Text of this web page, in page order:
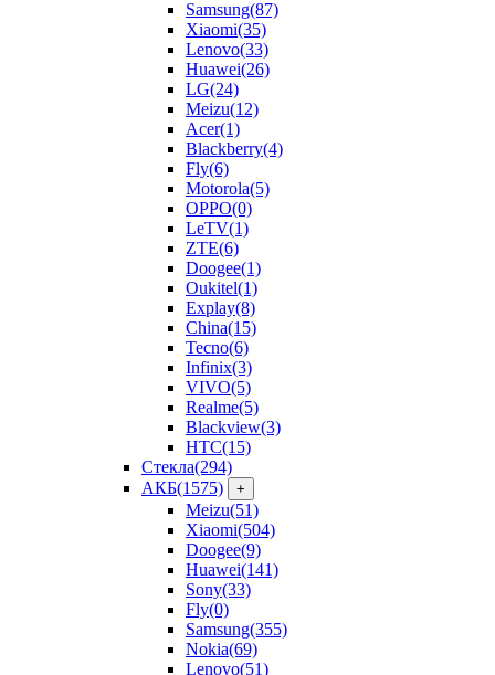
Samsung(87)
Xiaomi(35)
Lenovo(33)
Huawei(26)
LG(24)
Meizu(12)
Acer(1)
Blackberry(4)
Fly(6)
Motorola(5)
OPPO(0)
LeTV(1)
ZTE(6)
Doogee(1)
Oukitel(1)
Explay(8)
China(15)
Tecno(6)
Infinix(3)
VIVO(5)
Realme(5)
Blackview(3)
HTC(15)
Стекла(294)
АКБ(1575) +
Meizu(51)
Xiaomi(504)
Doogee(9)
Huawei(141)
Sony(33)
Fly(0)
Samsung(355)
Nokia(69)
Lenovo(51)